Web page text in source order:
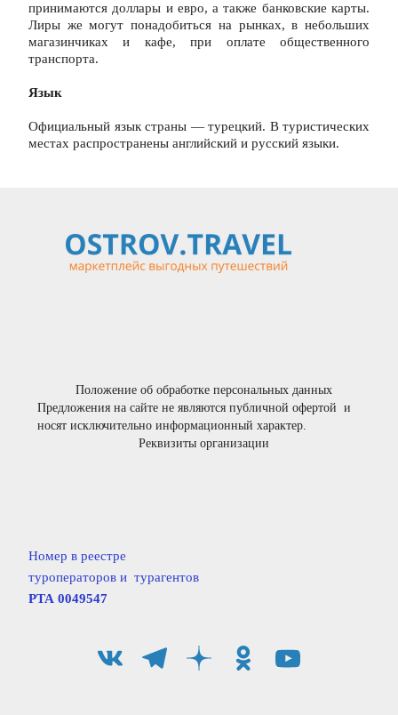
принимаются доллары и евро, а также банковские карты.
Лиры же могут понадобиться на рынках, в небольших
магазинчиках и кафе, при оплате общественного
транспорта.
Язык
Официальный язык страны — турецкий. В туристических
местах распространены английский и русский языки.
Положение об обработке персональных данных
Предложения на сайте не являются публичной офертой  и
носят исключительно информационный характер.
Реквизиты организации
Номер в реестре
туроператоров и  турагентов
РТА 0049547